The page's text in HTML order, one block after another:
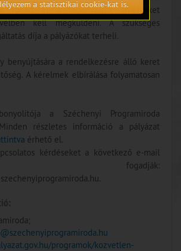
fogad el a lebonyolító, amelyeket
kell megküldeni. A szükséges
díja a pályázókat terheli.
benyújtására a rendelkezésre álló keret
A kérelmek elbírálása folyamatosan
a Széchenyi Programiroda
részletes információ a pályázat
érhető el.
kérdéseket a következő e-mail
fogadják:
programok/kozvetlen-
a statisztikai cookie-kat is.